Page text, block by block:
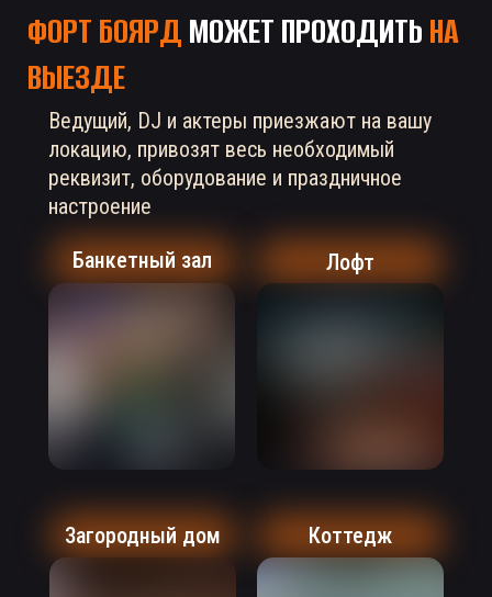
Коттедж
Загородный дом
Лофт
Банкетный зал
Ведущий, DJ и актеры приезжают на вашу
локацию, привозят весь необходимый
реквизит, оборудование и праздничное
настроение
ФОРТ БОЯРДМОЖЕТ ПРОХОДИТЬНА
ВЫЕЗДЕ